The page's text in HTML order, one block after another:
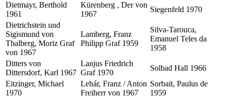
Dietmayr, Berthold
1961
Kürenberg , Der von
1967
Siegenfeld 1970
Dietrichstein und
Sigismund von
Thalberg, Moriz Graf
von 1967
Lamberg, Franz
Philipp Graf 1959
Silva-Tarouca,
Emanuel Teles da
1958
Ditters von
Dittersdorf, Karl 1967
Lanjus Friedrich
Graf 1970
Solbad Hall 1966
Eitzinger, Michael
1970
Lehár, Franz / Anton
Freiherr von 1967
Sorbait, Paulus de
1959